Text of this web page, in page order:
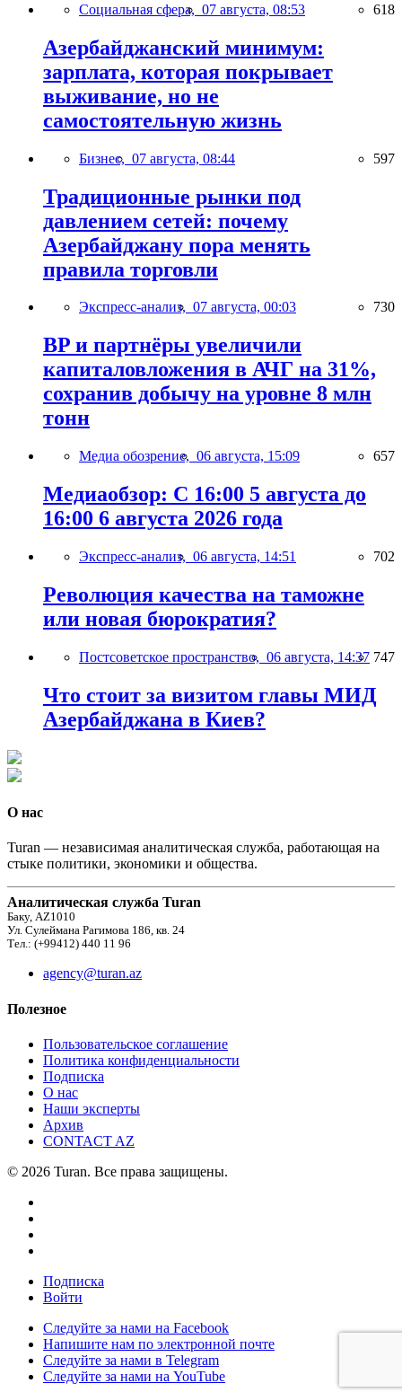
Социальная сфера, 07 августа, 08:53 618
Азербайджанский минимум:
зарплата, которая покрывает
выживание, но не
самостоятельную жизнь
Бизнес, 07 августа, 08:44 597
Традиционные рынки под
давлением сетей: почему
Азербайджану пора менять
правила торговли
Экспресс-анализ, 07 августа, 00:03 730
BP и партнёры увеличили
капиталовложения в АЧГ на 31%,
сохранив добычу на уровне 8 млн
тонн
Медиа обозрение, 06 августа, 15:09 657
Медиаобзор: С 16:00 5 августа до
16:00 6 августа 2026 года
Экспресс-анализ, 06 августа, 14:51 702
Революция качества на таможне
или новая бюрократия?
Постсоветское пространство, 06 августа, 14:37 747
Что стоит за визитом главы МИД
Азербайджана в Киев?
О нас
Turan — независимая аналитическая служба, работающая на
стыке политики, экономики и общества.
Аналитическая служба Turan
Баку, AZ1010
Ул. Сулеймана Рагимова 186, кв. 24
Тел.: (+99412) 440 11 96
agency@turan.az
Полезное
Пользовательское соглашение
Политика конфиденциальности
Подписка
О нас
Наши эксперты
Архив
CONTACT AZ
© 2026 Turan. Все права защищены.
Подписка
Войти
Следуйте за нами на Facebook
Напишите нам по электронной почте
Следуйте за нами в Telegram
Следуйте за нами на YouTube